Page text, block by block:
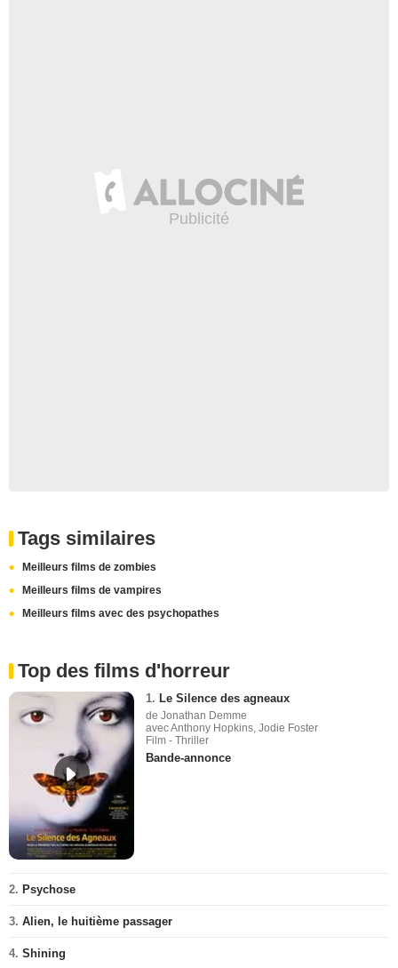
Tags similaires
Meilleurs films de zombies
Meilleurs films de vampires
Meilleurs films avec des psychopathes
Top des films d'horreur
1. Le Silence des agneaux
de Jonathan Demme
avec Anthony Hopkins, Jodie Foster
Film - Thriller
Bande-annonce
2. Psychose
3. Alien, le huitième passager
4. Shining